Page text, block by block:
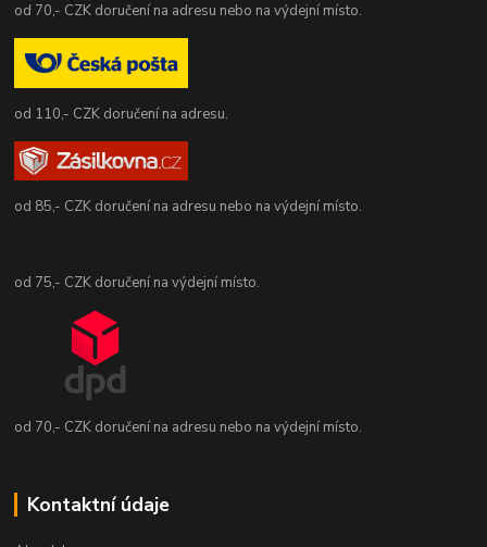
od 70,- CZK doručení na adresu nebo na výdejní místo.
od 110,- CZK doručení na adresu.
od 85,- CZK doručení na adresu nebo na výdejní místo.
od 75,- CZK doručení na výdejní místo.
od 70,- CZK doručení na adresu nebo na výdejní místo.
Kontaktní údaje